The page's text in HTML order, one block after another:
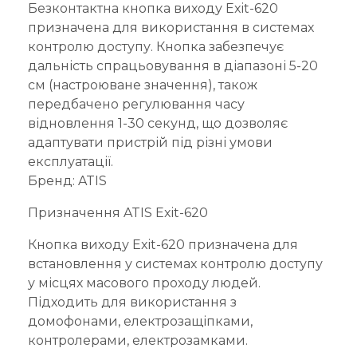
Безконтактна кнопка виходу Exit-620
призначена для використання в системах
контролю доступу. Кнопка забезпечує
дальність спрацьовування в діапазоні 5-20
см (настроюване значення), також
передбачено регулювання часу
відновлення 1-30 секунд, що дозволяє
адаптувати пристрій під різні умови
експлуатації.
Бренд: ATIS
Призначення ATIS Exit-620
Кнопка виходу Exit-620 призначена для
встановлення у системах контролю доступу
у місцях масового проходу людей.
Підходить для використання з
домофонами, електрозащіпками,
контролерами, електрозамками.